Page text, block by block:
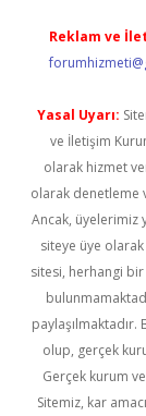
Reklam ve
Yasal Uyarı:
ve İletişim
olarak hizmet
olarak denetleme
Ancak, üyelerimiz
siteye üye
sitesi, herhangi bir
olup, gerçek
Gerçek kurum
Sitemiz, kar